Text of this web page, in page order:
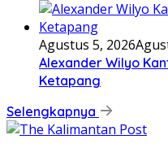
Agustus 5, 2026
Alexander Wilyo
Ketapang
Selengkapnya